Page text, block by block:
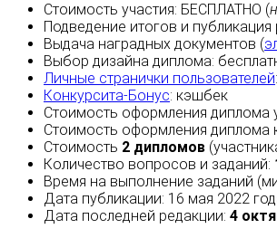
Стоимость участия: БЕСПЛАТНО (
Подведение итогов и публикация
Выдача наградных документов (
Выбор дизайна диплома:
Личные странички пользователей:
Конкурсита-Бонус: кэшбек
Стоимость оформления диплома
Стоимость оформления диплома
Стоимость 2 дипломов
Количество вопросов и заданий:
Время на выполнение заданий
Дата публикации: 16 мая 2022
Дата последней редакции: 4